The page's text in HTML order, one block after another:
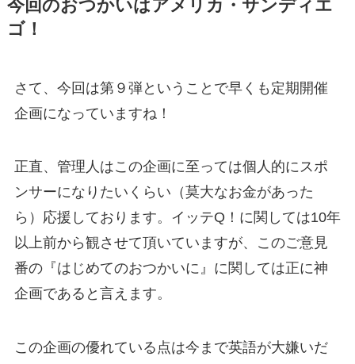
今回のおつかいはアメリカ・サンディエ
ゴ！
さて、今回は第９弾ということで早くも定期開催
企画になっていますね！
正直、管理人はこの企画に至っては個人的にスポ
ンサーになりたいくらい（莫大なお金があった
ら）応援しております。イッテQ！に関しては10年
以上前から観させて頂いていますが、このご意見
番の『はじめてのおつかいに』に関しては正に神
企画であると言えます。
この企画の優れている点は今まで英語が大嫌いだ